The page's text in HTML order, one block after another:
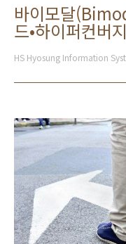
바이모달
드•하이퍼컨버
HS Hyosung Information